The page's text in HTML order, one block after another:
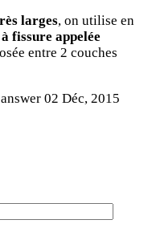
larges, on utilise en
fissure appelée
entre 2 couches
02 Déc, 2015